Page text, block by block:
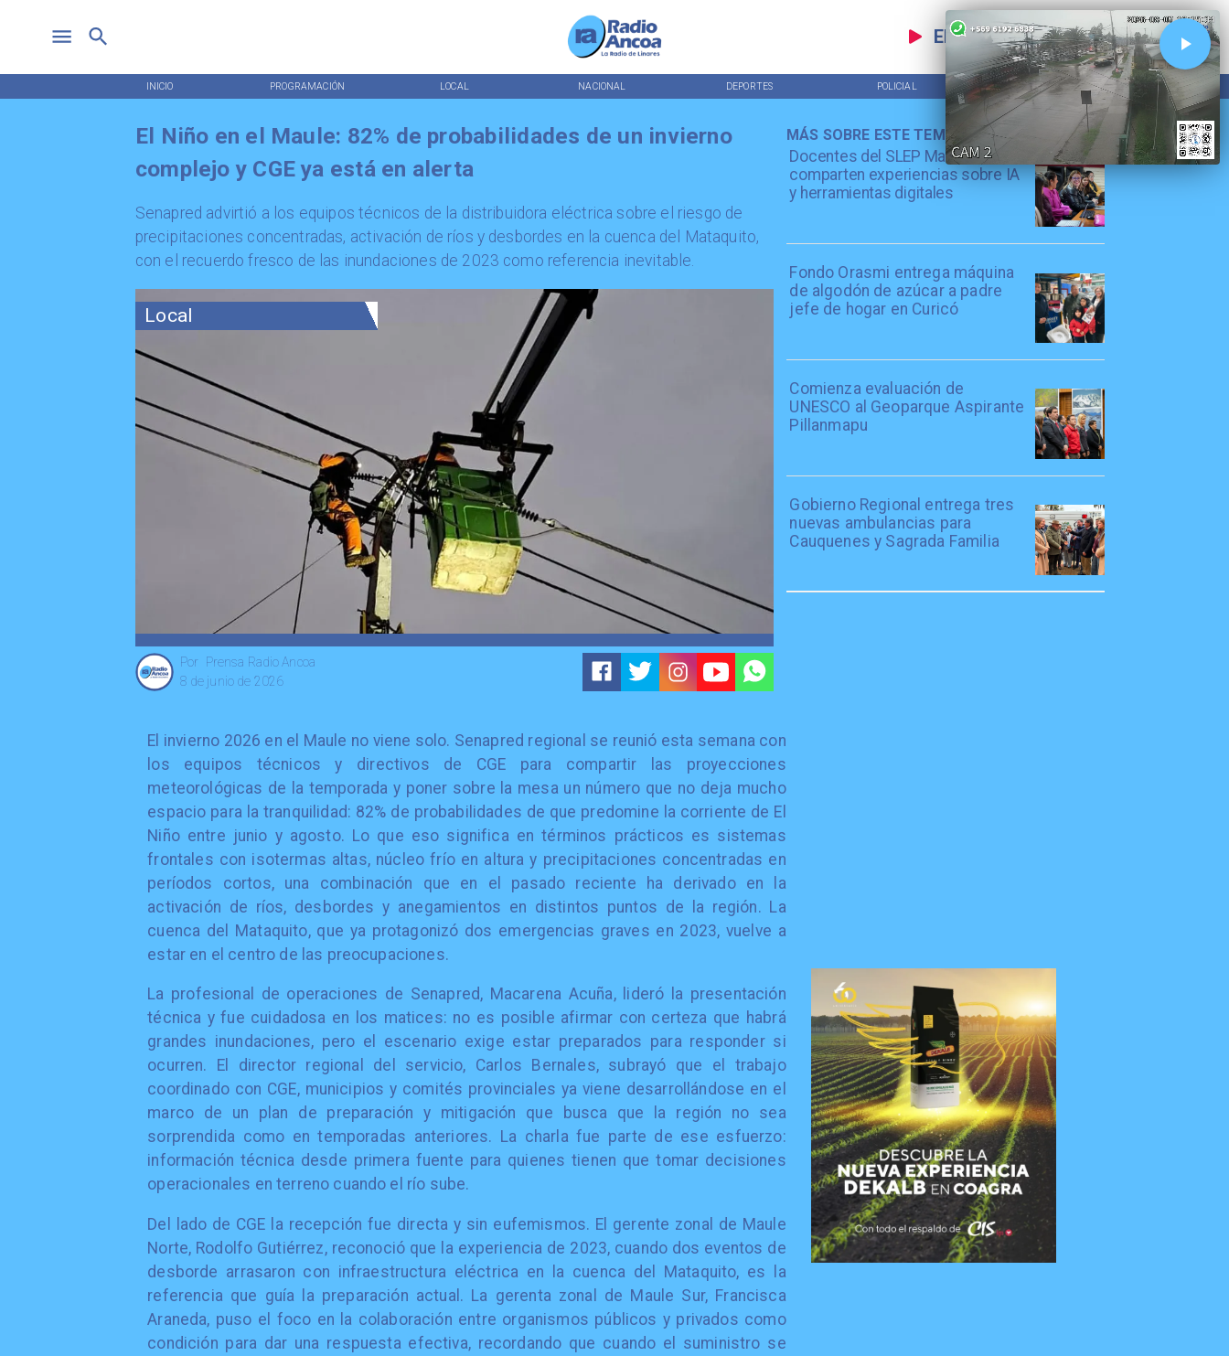
EN VIVO
INICIO PROGRAMACIÓN LOCAL NACIONAL DEPORTES POLICIAL TENDENCIAS
Local
Prensa Radio Ancoa
Por
8 de junio de 2026
Docentes del SLEP Maule Costa
comparten experiencias sobre IA
y herramientas digitales
Fondo Orasmi entrega máquina
de algodón de azúcar a padre
jefe de hogar en Curicó
Comienza evaluación de
UNESCO al Geoparque Aspirante
Pillanmapu
Gobierno Regional entrega tres
nuevas ambulancias para
Cauquenes y Sagrada Familia
MÁS SOBRE ESTE TEMA
El Niño en el Maule: 82% de probabilidades de un invierno
complejo y CGE ya está en alerta
​Senapred advirtió a los equipos técnicos de la distribuidora eléctrica sobre el riesgo de
precipitaciones concentradas, activación de ríos y desbordes en la cuenca del Mataquito,
con el recuerdo fresco de las inundaciones de 2023 como referencia inevitable.
El invierno 2026 en el Maule no viene solo. Senapred regional se reunió esta semana con
los equipos técnicos y directivos de CGE para compartir las proyecciones
meteorológicas de la temporada y poner sobre la mesa un número que no deja mucho
espacio para la tranquilidad: 82% de probabilidades de que predomine la corriente de El
Niño entre junio y agosto. Lo que eso significa en términos prácticos es sistemas
frontales con isotermas altas, núcleo frío en altura y precipitaciones concentradas en
períodos cortos, una combinación que en el pasado reciente ha derivado en la
activación de ríos, desbordes y anegamientos en distintos puntos de la región. La
cuenca del Mataquito, que ya protagonizó dos emergencias graves en 2023, vuelve a
estar en el centro de las preocupaciones.
La profesional de operaciones de Senapred, Macarena Acuña, lideró la presentación
técnica y fue cuidadosa en los matices: no es posible afirmar con certeza que habrá
grandes inundaciones, pero el escenario exige estar preparados para responder si
ocurren. El director regional del servicio, Carlos Bernales, subrayó que el trabajo
coordinado con CGE, municipios y comités provinciales ya viene desarrollándose en el
marco de un plan de preparación y mitigación que busca que la región no sea
sorprendida como en temporadas anteriores. La charla fue parte de ese esfuerzo:
información técnica desde primera fuente para quienes tienen que tomar decisiones
operacionales en terreno cuando el río sube.
Del lado de CGE la recepción fue directa y sin eufemismos. El gerente zonal de Maule
Norte, Rodolfo Gutiérrez, reconoció que la experiencia de 2023, cuando dos eventos de
desborde arrasaron con infraestructura eléctrica en la cuenca del Mataquito, es la
referencia que guía la preparación actual. La gerenta zonal de Maule Sur, Francisca
Araneda, puso el foco en la colaboración entre organismos públicos y privados como
condición para dar una respuesta efectiva, recordando que cuando el suministro se